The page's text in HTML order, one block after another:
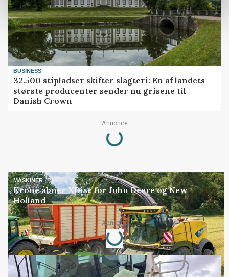
BUSINESS
32.500 stipladser skifter slagteri: En af landets
største producenter sender nu grisene til
Danish Crown
Annonce
Loading...
MASKINER
Krone åbner XDisc for John Deere og New
Holland
Annonce
Loading...